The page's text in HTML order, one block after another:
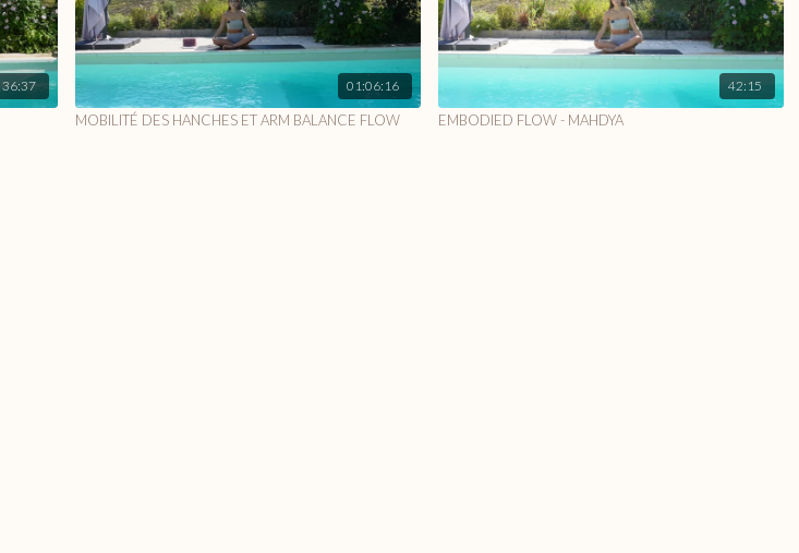
36:37 01:06:16
MOBILITÉ DES HANCHES ET ARM BALANCE FLOW
42:15
EMBODIED FLOW - MAHDYA